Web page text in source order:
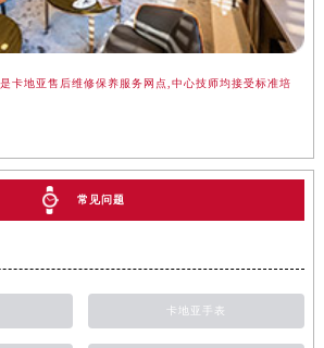
卡地亚售后维修保养服务网点,中心技师均接受标准培
常见问题
卡地亚手表